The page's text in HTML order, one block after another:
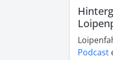
Podcast